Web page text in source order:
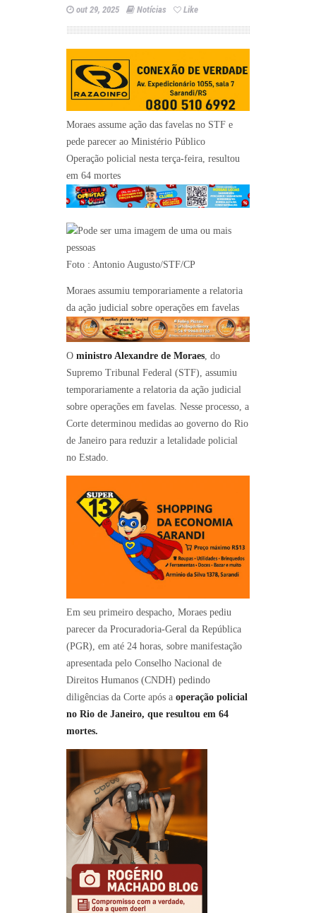
out 29, 2025 Notícias Like
Moraes assume ação das favelas no STF e
pede parecer ao Ministério Público
Operação policial nesta terça-feira, resultou
em 64 mortes
Foto : Antonio Augusto/STF/CP
Moraes assumiu temporariamente a relatoria
da ação judicial sobre operações em favelas
O ministro Alexandre de Moraes, do
Supremo Tribunal Federal (STF), assumiu
temporariamente a relatoria da ação judicial
sobre operações em favelas. Nesse processo, a
Corte determinou medidas ao governo do Rio
de Janeiro para reduzir a letalidade policial
no Estado.
Em seu primeiro despacho, Moraes pediu
parecer da Procuradoria-Geral da República
(PGR), em até 24 horas, sobre manifestação
apresentada pelo Conselho Nacional de
Direitos Humanos (CNDH) pedindo
diligências da Corte após a operação policial
no Rio de Janeiro, que resultou em 64
mortes.